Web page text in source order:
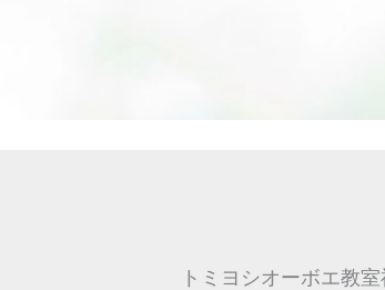
トミヨシオーボエ教